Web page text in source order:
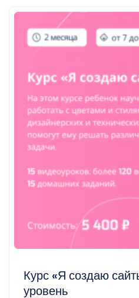
Курс «Я создаю
уровень